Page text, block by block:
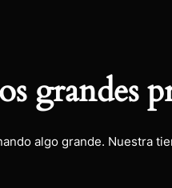
grandes
algo grande. Nuestra